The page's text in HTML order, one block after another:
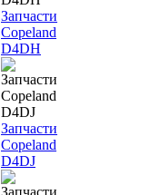
Запчасти
Copeland
D4DH
Запчасти
Copeland
D4DJ